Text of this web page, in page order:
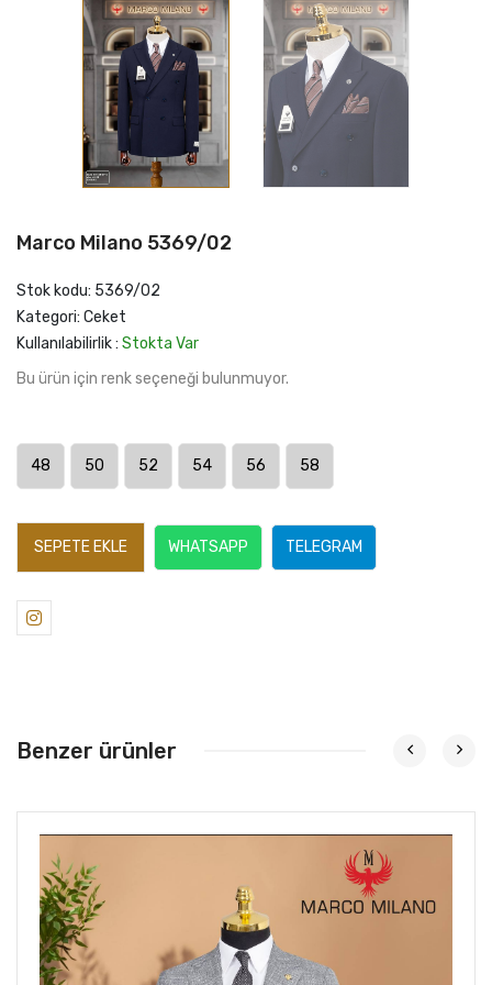
Marco Milano 5369/02
Stok kodu: 5369/02
Kategori: Ceket
Kullanılabilirlik : Stokta Var
Bu ürün için renk seçeneği bulunmuyor.
48 50 52 54 56 58
SEPETE EKLE WHATSAPP TELEGRAM
Benzer ürünler